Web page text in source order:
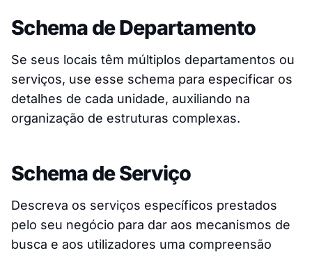
Schema de Departamento
Se seus locais têm múltiplos departamentos ou
serviços, use esse schema para especificar os
detalhes de cada unidade, auxiliando na
organização de estruturas complexas.
Schema de Serviço
Descreva os serviços específicos prestados
pelo seu negócio para dar aos mecanismos de
busca e aos utilizadores uma compreensão